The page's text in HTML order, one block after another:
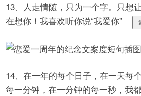
13、人走情随，只为一个字。只想
在想你！我喜欢听你说“我爱你”
14、在一年的每个日子，在一天每
每一分钟，在一分钟的每一秒，我